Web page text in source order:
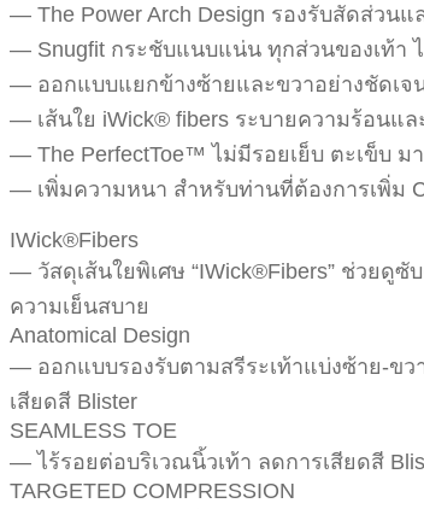
— The Power Arch Design รองรับสัดส่วน
— Snugfit กระชับแนบแน่น ทุกส่วนของเท้า
— ออกแบบแยกข้างซ้ายและขวาอย่างชัดเจ
— เส้นใย iWick® fibers ระบายความร้อนแ
— The PerfectToe™ ไม่มีรอยเย็บ ตะเข็บ ม
— เพิ่มความหนา สำหรับท่านที่ต้องการเพิ่ม
IWick®Fibers
— วัสดุเส้นใยพิเศษ “IWick®Fibers” ช่วยดู
ความเย็นสบาย
Anatomical Design
— ออกแบบรองรับตามสรีระเท้าแบ่งซ้าย-ขว
เสียดสี Blister
SEAMLESS TOE
— ไร้รอยต่อบริเวณนิ้วเท้า ลดการเสียดสี
TARGETED COMPRESSION